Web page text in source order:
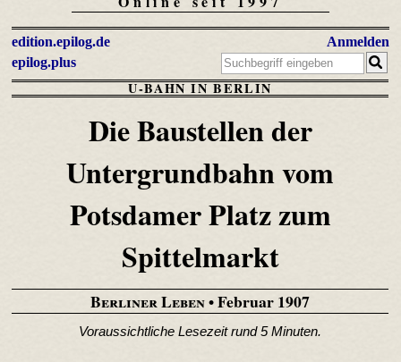
edition.epilog.de
epilog.plus
Anmelden
U-BAHN IN BERLIN
Die Baustellen der
Untergrundbahn vom
Potsdamer Platz zum
Spittelmarkt
Berliner Leben• Februar 1907
Voraussichtliche Lesezeit rund 5 Minuten.